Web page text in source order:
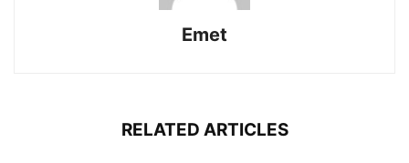
Emet
RELATED ARTICLES